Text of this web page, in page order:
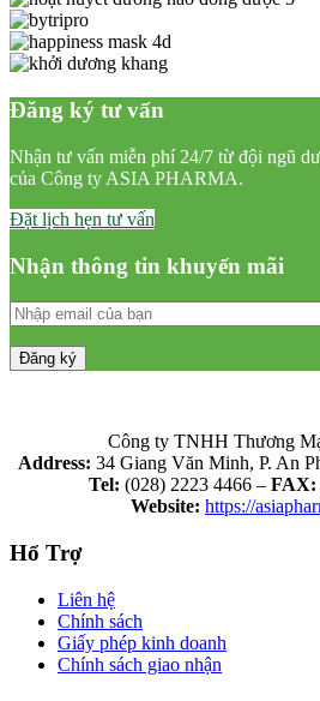
Đăng ký tư vấn
Nhận tư vấn miễn phí 24/7 từ đội ngũ
của Công ty ASIA PHARMA.
Đặt lịch hẹn tư vấn
Nhận thông tin khuyến mãi
Công ty TNHH Thương
Address: 34 Giang Văn Minh, P. An
Tel: (028) 2223 4466 – FAX:
Website: https://
Hổ Trợ
Liên hệ
Chính sách
Giấy phép kinh doanh
Chính sách giao nhận